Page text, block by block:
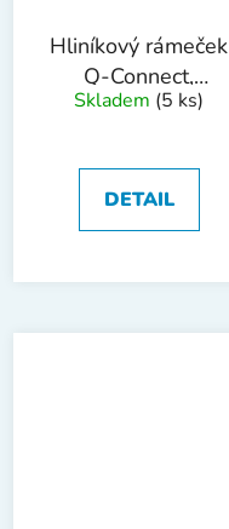
Hliníkový rámeček
Q-Connect,
hliníkový, 30 x 40
Skladem (5 ks)
DETAIL